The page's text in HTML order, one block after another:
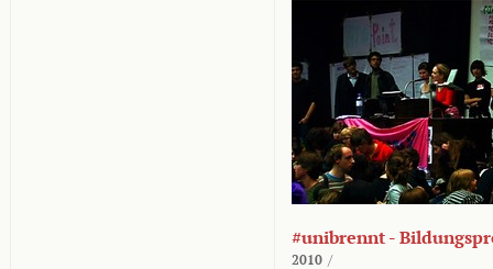
#unibrennt -
2010 /